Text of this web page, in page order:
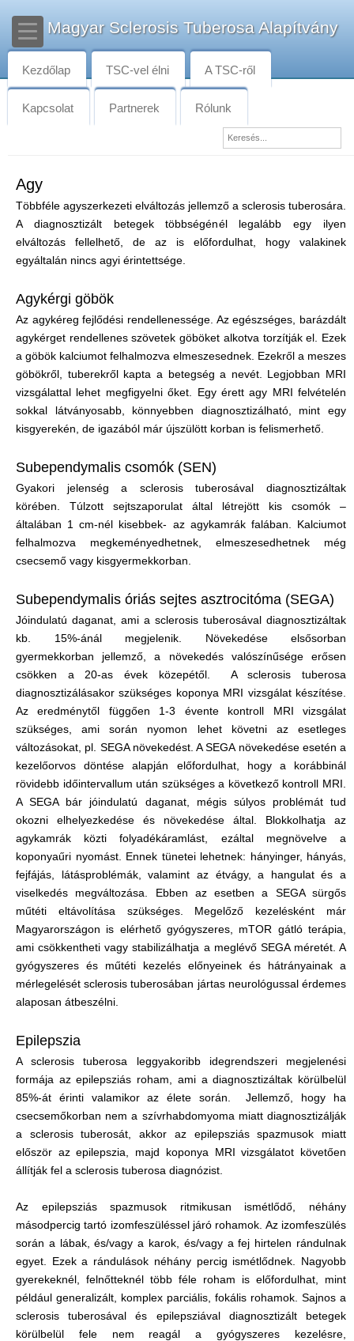
Magyar Sclerosis Tuberosa Alapítvány
Kezdőlap TSC-vel élni A TSC-ről
Kapcsolat Partnerek Rólunk
Agy
Többféle agyszerkezeti elváltozás jellemző a sclerosis tuberosára.
A diagnosztizált betegek többségénél legalább egy ilyen
elváltozás fellelhető, de az is előfordulhat, hogy valakinek
egyáltalán nincs agyi érintettsége.
Agykérgi göbök
Az agykéreg fejlődési rendellenessége. Az egészséges, barázdált
agykérget rendellenes szövetek göböket alkotva torzítják el. Ezek
a göbök kalciumot felhalmozva elmeszesednek. Ezekről a meszes
göbökről, tuberekről kapta a betegség a nevét. Legjobban MRI
vizsgálattal lehet megfigyelni őket. Egy érett agy MRI felvételén
sokkal látványosabb, könnyebben diagnosztizálható, mint egy
kisgyerekén, de igazából már újszülött korban is felismerhető.
Subependymalis csomók (SEN)
Gyakori jelenség a sclerosis tuberosával diagnosztizáltak
körében. Túlzott sejtszaporulat által létrejött kis csomók –
általában 1 cm-nél kisebbek- az agykamrák falában. Kalciumot
felhalmozva megkeményedhetnek, elmeszesedhetnek még
csecsemő vagy kisgyermekkorban.
Subependymalis óriás sejtes asztrocitóma (SEGA)
Jóindulatú daganat, ami a sclerosis tuberosával diagnosztizáltak
kb. 15%-ánál megjelenik. Növekedése elsősorban
gyermekkorban jellemző, a növekedés valószínűsége erősen
csökken a 20-as évek közepétől. A sclerosis tuberosa
diagnosztizálásakor szükséges koponya MRI vizsgálat készítése.
Az eredménytől függően 1-3 évente kontroll MRI vizsgálat
szükséges, ami során nyomon lehet követni az esetleges
változásokat, pl. SEGA növekedést. A SEGA növekedése esetén a
kezelőorvos döntése alapján előfordulhat, hogy a korábbinál
rövidebb időintervallum után szükséges a következő kontroll MRI.
A SEGA bár jóindulatú daganat, mégis súlyos problémát tud
okozni elhelyezkedése és növekedése által. Blokkolhatja az
agykamrák közti folyadékáramlást, ezáltal megnövelve a
koponyaűri nyomást. Ennek tünetei lehetnek: hányinger, hányás,
fejfájás, látásproblémák, valamint az étvágy, a hangulat és a
viselkedés megváltozása. Ebben az esetben a SEGA sürgős
műtéti eltávolítása szükséges. Megelőző kezelésként már
Magyarországon is elérhető gyógyszeres, mTOR gátló terápia,
ami csökkentheti vagy stabilizálhatja a meglévő SEGA méretét. A
gyógyszeres és műtéti kezelés előnyeinek és hátrányainak a
mérlegelését sclerosis tuberosában jártas neurológussal érdemes
alaposan átbeszélni.
Epilepszia
A sclerosis tuberosa leggyakoribb idegrendszeri megjelenési
formája az epilepsziás roham, ami a diagnosztizáltak körülbelül
85%-át érinti valamikor az élete során. Jellemző, hogy ha
csecsemőkorban nem a szívrhabdomyoma miatt diagnosztizálják
a sclerosis tuberosát, akkor az epilepsziás spazmusok miatt
először az epilepszia, majd koponya MRI vizsgálatot követően
állítják fel a sclerosis tuberosa diagnózist.
Az epilepsziás spazmusok ritmikusan ismétlődő, néhány
másodpercig tartó izomfeszüléssel járó rohamok. Az izomfeszülés
során a lábak, és/vagy a karok, és/vagy a fej hirtelen rándulnak
egyet. Ezek a rándulások néhány percig ismétlődnek. Nagyobb
gyerekeknél, felnőtteknél több féle roham is előfordulhat, mint
például generalizált, komplex parciális, fokális rohamok. Sajnos a
sclerosis tuberosával és epilepsziával diagnosztizált betegek
körülbelül fele nem reagál a gyógyszeres kezelésre,